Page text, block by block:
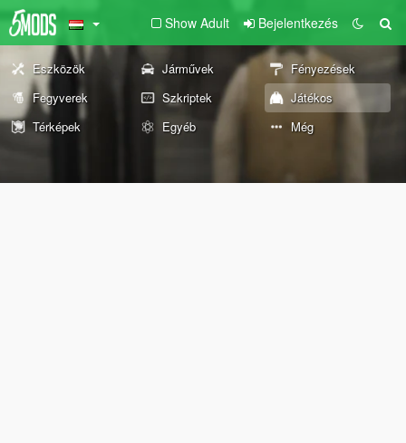
Show Adult Bejelentkezés
Eszközök Járművek
Fényezések
Fegyverek
Szkriptek
Játékos
Térképek
Egyéb Még